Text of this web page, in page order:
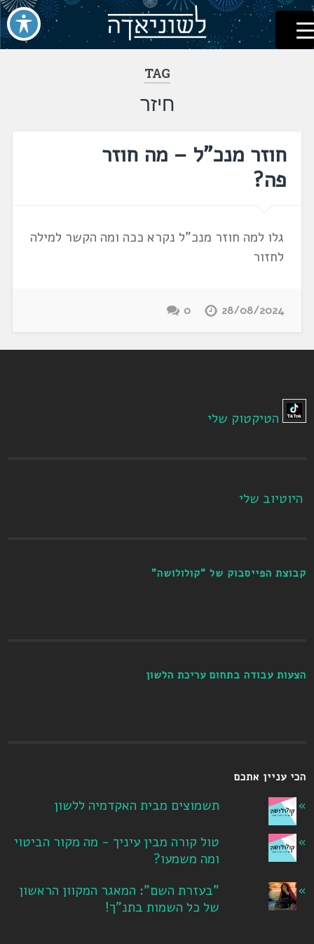
דלג
לתוכן
לשוניאדה
עברית. לשון. שפה
TAG
חיזר
חוזר מנכ"ל – מה חוזר
פה?
גלו למה חוזר מנכ"ל נקרא ככה ומה הקשר למילה
לחזור
28/08/2024
0
הטיקטוק שלי
היוטיוב שלי
קבוצת הפייסבוק של "קולולושה"
הצעות עבודה בתחום עריכת הלשון
הכי עניין אתכם
תשמוצים מבית האקדמיה ללשון
טול קורה מבין עיניך - מה מקור הביטוי
ומה משמעו?
"בעזרת השם": המאגר המקוון הראשון
של כל השמות בתנ"ך!